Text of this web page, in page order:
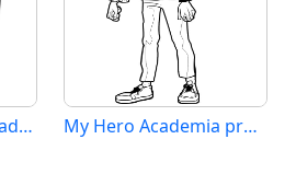
Zdarma My Hero Academia Obrázek My Hero Academia pro Děti